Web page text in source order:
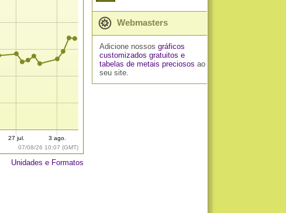
07/08/26 10:07 (GMT)
27 jul. 3 ago.
Unidades e Formatos
Webmasters
Adicione nossos gráficos
customizados gratuitos e
tabelas de metais preciosos ao
seu site.